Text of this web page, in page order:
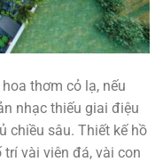
thơm cỏ lạ, nếu
nhạc thiếu giai điệu
chiều sâu. Thiết kế hồ
vài viên đá, vài con